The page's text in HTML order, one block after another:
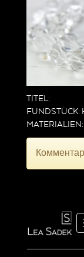
TITEL:
FUNDSTÜCK:
MATERIALIEN: